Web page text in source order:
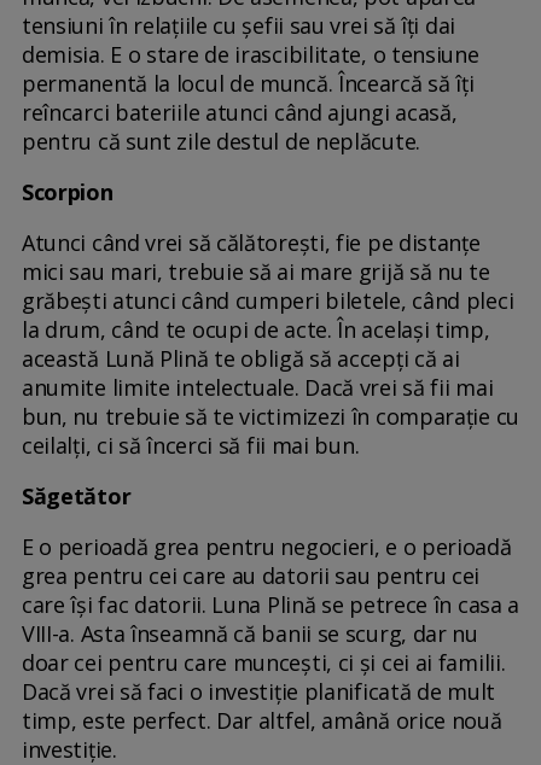
tensiuni în relațiile cu șefii sau vrei să îți dai
demisia. E o stare de irascibilitate, o tensiune
permanentă la locul de muncă. Încearcă să îți
reîncarci bateriile atunci când ajungi acasă,
pentru că sunt zile destul de neplăcute.
Scorpion
Atunci când vrei să călătorești, fie pe distanțe
mici sau mari, trebuie să ai mare grijă să nu te
grăbești atunci când cumperi biletele, când pleci
la drum, când te ocupi de acte. În același timp,
această Lună Plină te obligă să accepți că ai
anumite limite intelectuale. Dacă vrei să fii mai
bun, nu trebuie să te victimizezi în comparație cu
ceilalți, ci să încerci să fii mai bun.
Săgetător
E o perioadă grea pentru negocieri, e o perioadă
grea pentru cei care au datorii sau pentru cei
care își fac datorii. Luna Plină se petrece în casa a
VIII-a. Asta înseamnă că banii se scurg, dar nu
doar cei pentru care muncești, ci și cei ai familii.
Dacă vrei să faci o investiție planificată de mult
timp, este perfect. Dar altfel, amână orice nouă
investiție.